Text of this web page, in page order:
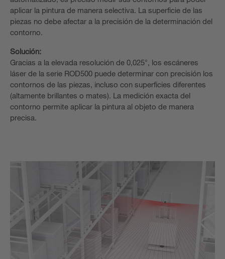
aplicar la pintura de manera selectiva. La superficie de las
piezas no debe afectar a la precisión de la determinación del
contorno.
Solución:
Gracias a la elevada resolución de 0,025°, los escáneres
láser de la serie ROD500 puede determinar con precisión los
contornos de las piezas, incluso con superficies diferentes
(altamente brillantes o mates). La medición exacta del
contorno permite aplicar la pintura al objeto de manera
precisa.